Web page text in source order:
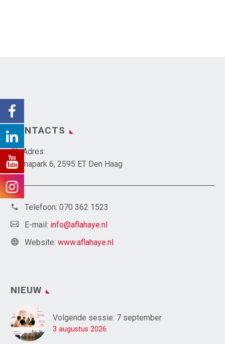
CONTACTS
Adres:
Emmapark 6, 2595 ET Den Haag
Telefoon: 070 362 1523
E-mail: info@aflahaye.nl
Website: www.aflahaye.nl
NIEUW
Volgende sessie: 7 september
3 augustus 2026